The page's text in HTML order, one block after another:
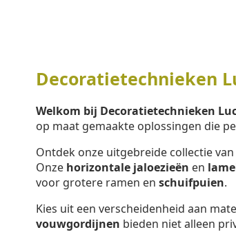
Decoratietechnieken
Welkom bij Decoratietechnieken
op maat gemaakte oplossingen die
Ontdek onze uitgebreide collectie van
Onze horizontale jaloezieën en
voor grotere ramen en schuifpuien.
Kies uit een verscheidenheid aan
vouwgordijnen bieden niet alleen